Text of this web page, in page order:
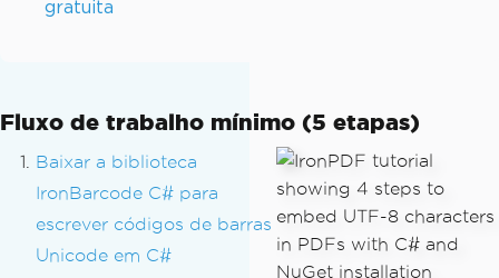
gratuita
Fluxo de trabalho mínimo (5 etapas)
Baixar a biblioteca
IronBarcode C# para
escrever códigos de barras
Unicode em C#